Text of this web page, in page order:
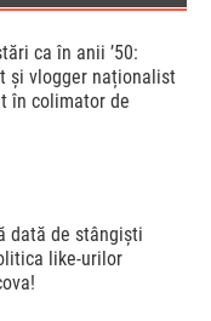
ca în anii ’50:
și vlogger naționalist
în colimator de
dată de stângişti
like-urilor